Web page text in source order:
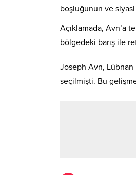
boşluğunun ve
Açıklamada, Avn’a
bölgedeki barış ile
Joseph Avn, Lübnan
seçilmişti. Bu